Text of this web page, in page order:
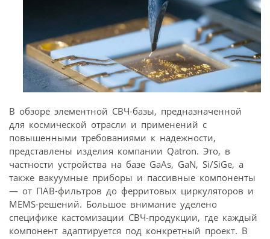
В обзоре элементной СВЧ-базы, предназначенной
для космической отрасли и применений с
повышенными требованиями к надежности,
представлены изделия компании Qatron. Это, в
частности устройства на базе GaAs, GaN, Si/SiGe, а
также вакуумные приборы и пассивные компоненты
— от ПАВ-фильтров до ферритовых циркуляторов и
MEMS-решений. Большое внимание уделено
специфике кастомизации СВЧ-продукции, где каждый
компонент адаптируется под конкретный проект. В